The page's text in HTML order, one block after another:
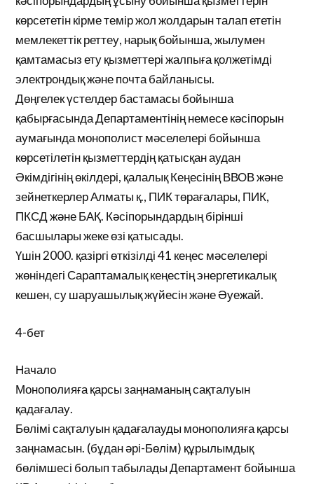
көрсететін кірме темір жол жолдарын талап ететін
мемлекеттік реттеу, нарық бойынша, жылумен
қамтамасыз ету қызметтері жалпыға қолжетімді
электрондық және почта байланысы.
Дөңгелек үстелдер бастамасы бойынша
қабырғасында Департаментінің немесе кәсіпорын
аумағында монополист мәселелері бойынша
көрсетілетін қызметтердің қатысқан аудан
Әкімдігінің өкілдері, қалалық Кеңесінің ВВОВ және
зейнеткерлер Алматы қ., ПИК төрағалары, ПИК,
ПКСД және БАҚ. Кәсіпорындардың бірінші
басшылары жеке өзі қатысады.
Үшін 2000. қазіргі өткізілді 41 кеңес мәселелері
жөніндегі Сараптамалық кеңестің энергетикалық
кешен, су шаруашылық жүйесін және Әуежай.
4-бет
Начало
Монополияға қарсы заңнаманың сақталуын
қадағалау.
Бөлімі сақталуын қадағалауды монополияға қарсы
заңнамасын. (бұдан әрі-Бөлім) құрылымдық
бөлімшесі болып табылады Департамент бойынша